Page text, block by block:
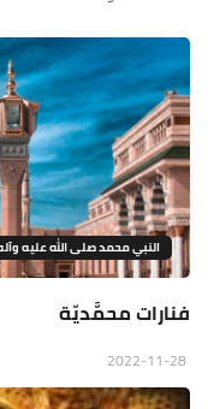
النبي محمد صلى الله عليه
فنارات محمَّديّة